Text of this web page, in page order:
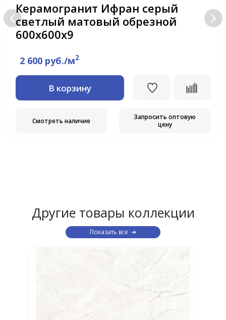
Керамогранит Ифран серый
светлый матовый обрезной
600x600x9
2 600 руб./м2
В корзину
Смотреть наличие
Запросить оптовую
цену
Другие товары коллекции
Показать все